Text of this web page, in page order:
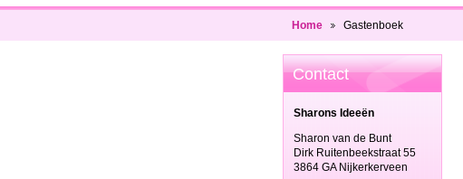
ONS TEAM VEEL
Home Gastenboek
Contact
Sharons Ideeën
Sharon van de Bunt
Dirk Ruitenbeekstraat 55
3864 GA Nijkerkerveen